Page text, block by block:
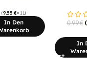
(9,55 €=1L)
In Den
0,99€
In